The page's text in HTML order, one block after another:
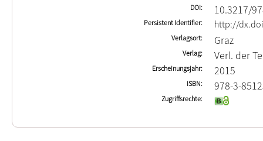
DOI 10.3217/
Persistent Identifier http://
Verlagsort Graz
Verlag Verl. der
Erscheinungsjahr 2015
ISBN 978-3-
Zugriffsrechte